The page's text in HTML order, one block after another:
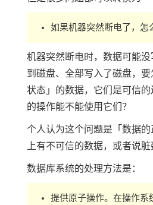
如果机器突然断电了，怎
机器突然断电时，数据可能
到磁盘、全部写入了磁盘，
状态」的数据，它们是可信
的操作能不能使用它们？
个人认为这个问题是「数据
上有不可信的数据，或者说脏
数据库系统的处理方法是：
提供原子操作。在操作系